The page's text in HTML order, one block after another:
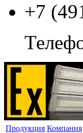
+7
Продукция Компания